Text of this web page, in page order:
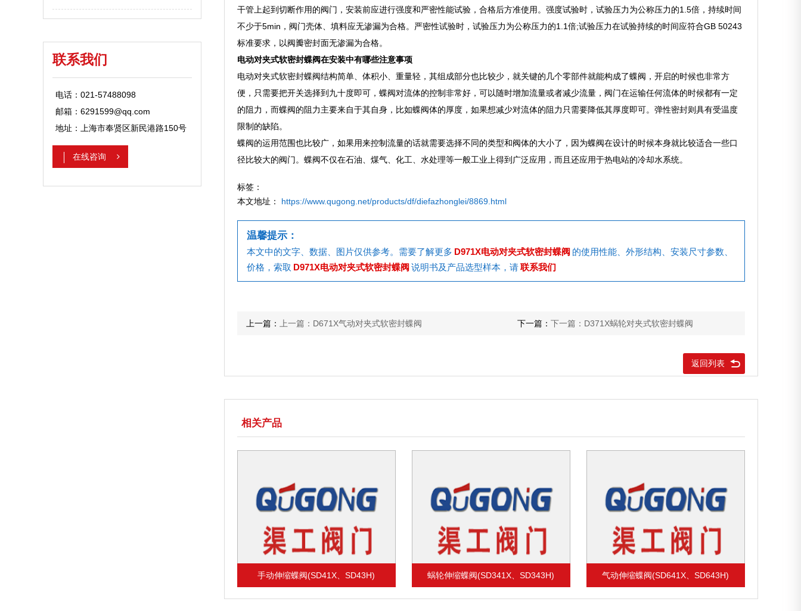
联系我们
电话：021-57488098
邮箱：6291599@qq.com
地址：上海市奉贤区新民港路150号
在线咨询
干管上起到切断作用的阀门，安装前应进行强度和严密性能试验，合格后方准使用。强度试验时，试验压力为公称压力的1.5倍，持续时间
不少于5min，阀门壳体、填料应无渗漏为合格。严密性试验时，试验压力为公称压力的1.1倍;试验压力在试验持续的时间应符合GB 50243
标准要求，以阀瓣密封面无渗漏为合格。
电动对夹式软密封蝶阀在安装中有哪些注意事项
电动对夹式软密封蝶阀结构简单、体积小、重量轻，其组成部分也比较少，就关键的几个零部件就能构成了蝶阀，开启的时候也非常方
便，只需要把开关选择到九十度即可，蝶阀对流体的控制非常好，可以随时增加流量或者减少流量，阀门在运输任何流体的时候都有一定
的阻力，而蝶阀的阻力主要来自于其自身，比如蝶阀体的厚度，如果想减少对流体的阻力只需要降低其厚度即可。弹性密封则具有受温度
限制的缺陷。
蝶阀的运用范围也比较广，如果用来控制流量的话就需要选择不同的类型和阀体的大小了，因为蝶阀在设计的时候本身就比较适合一些口
径比较大的阀门。蝶阀不仅在石油、煤气、化工、水处理等一般工业上得到广泛应用，而且还应用于热电站的冷却水系统。
标签：
本文地址： https://www.qugong.net/products/df/diefazhonglei/8869.html
温馨提示：
本文中的文字、数据、图片仅供参考。需要了解更多 D971X电动对夹式软密封蝶阀 的使用性能、外形结构、安装尺寸参数、
价格，索取 D971X电动对夹式软密封蝶阀 说明书及产品选型样本，请联系我们
上一篇： 上一篇：D671X气动对夹式软密封蝶阀 下一篇： 下一篇：D371X蜗轮对夹式软密封蝶阀
返回列表
相关产品
蜗轮伸缩蝶阀(SD341X、SD343H) 气动伸缩蝶阀(SD641X、SD643H) 电动伸缩蝶阀(SD941X、SD943H)